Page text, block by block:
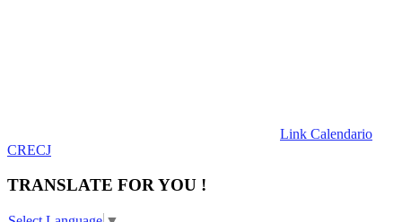
Link Calendario
CRECJ
TRANSLATE FOR YOU !